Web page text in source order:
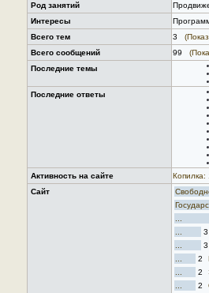
Род занятий
Интересы
Всего тем
3
Всего сообщений
99
Последние темы
Последние ответы
Активность на сайте Копилка:
Сайт
3
3
2
2
2